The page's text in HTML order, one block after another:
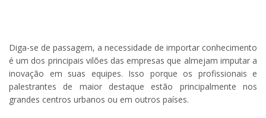
Diga-se de passagem, a necessidade de importar conhecimento
é um dos principais vilões das empresas que almejam imputar a
inovação em suas equipes. Isso porque os profissionais e
palestrantes de maior destaque estão principalmente nos
grandes centros urbanos ou em outros países.